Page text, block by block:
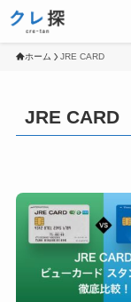
ホーム JRE CARD
JRE CARD